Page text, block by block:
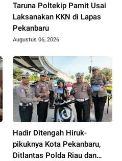
Taruna Poltekip Pamit Usai
Laksanakan KKN di Lapas
Pekanbaru
Augustus 06, 2026
Hadir Ditengah Hiruk-
pikuknya Kota Pekanbaru,
Ditlantas Polda Riau dan